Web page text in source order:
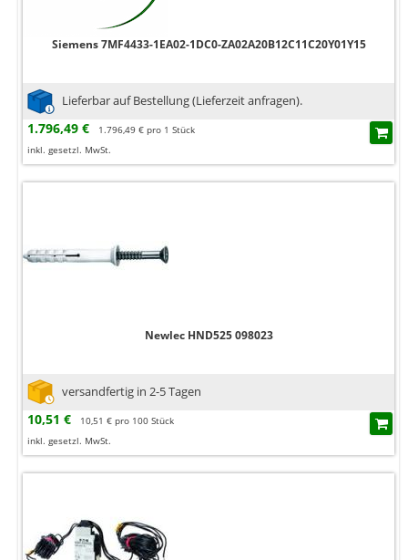
Siemens 7MF4433-1EA02-1DC0-ZA02A20B12C11C20Y01Y15
Lieferbar auf Bestellung (Lieferzeit anfragen).
1.796,49 €
1.796,49 € pro 1 Stück
inkl. gesetzl. MwSt.
Newlec HND525 098023
versandfertig in 2-5 Tagen
10,51 €
10,51 € pro 100 Stück
inkl. gesetzl. MwSt.